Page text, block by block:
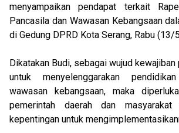
menyampaikan pendapat terkait
Pancasila dan Wawasan Kebangsaan
di Gedung DPRD Kota Serang, Rabu
Dikatakan Budi, sebagai wujud
untuk menyelenggarakan
wawasan kebangsaan, maka
pemerintah daerah dan masyarakat
kepentingan untuk